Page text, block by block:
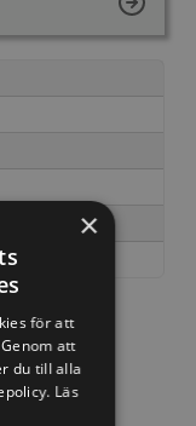
×
för att
att
du till alla
Läs